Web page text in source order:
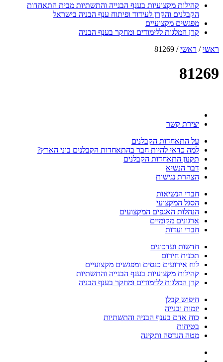
קהילות מקצועיות בענף הבנייה והתשתיות מבית התאחדות
הקבלנים והקרן לעידוד ופיתוח ענף הבניה בישראל
מפגשים מקצועיים
קרן המלגות ללימודים ומחקר בענף הבניה
ראשי/ ראשי/
81269
81269
יצירת קשר
על התאחדות הקבלנים
למה כדאי להיות חבר בהתאחדות הקבלנים בוני הארץ?
תקנון התאחדות הקבלנים
דבר הנשיא
הצהרת נגישות
חברי הנשיאות
הסגל המקצועי
הנהלות האגפים המקצועים
ארגונים מקומיים
חברי ועדות
חדשות ועדכונים
תכנית חירום
לוח אירועים כנסים ומפגשים מקצועיים
קהילות מקצועיות בענף הבנייה והתשתיות
קרן המלגות ללימודים ומחקר בענף הבניה
חיפוש קבלן
יזמות ובנייה
כוח אדם בענף הבניה והתשתיות
בטיחות
מטה הנדסה ותקינה